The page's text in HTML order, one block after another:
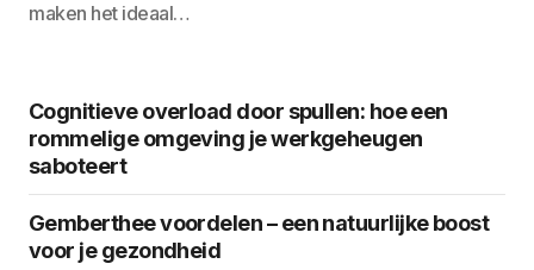
maken het ideaal…
Cognitieve overload door spullen: hoe een
rommelige omgeving je werkgeheugen
saboteert
Gemberthee voordelen – een natuurlijke boost
voor je gezondheid